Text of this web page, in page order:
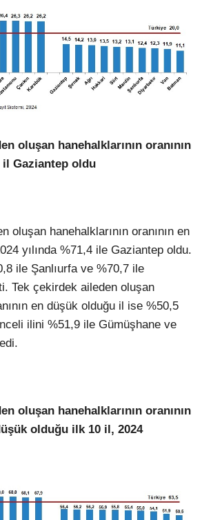
oluşan hanehalklarının oranının
Gaziantep oldu
oluşan hanehalklarının oranının en
yılında %71,4 ile Gaziantep oldu.
ile Şanlıurfa ve %70,7 ile
Tek çekirdek aileden oluşan
en düşük olduğu il ise %50,5
ilini %51,9 ile Gümüşhane ve
oluşan hanehalklarının oranının
olduğu ilk 10 il, 2024